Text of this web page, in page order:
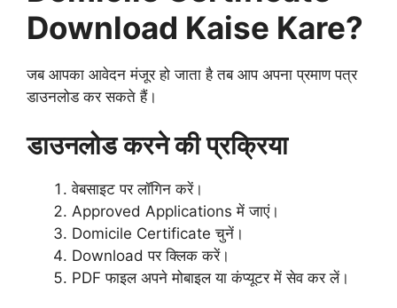
Download Kaise Kare?
जब आपका आवेदन मंजूर हो जाता है तब आप अपना प्रमाण पत्र
डाउनलोड कर सकते हैं।
डाउनलोड करने की प्रक्रिया
वेबसाइट पर लॉगिन करें।
Approved Applications में जाएं।
Domicile Certificate चुनें।
Download पर क्लिक करें।
PDF फाइल अपने मोबाइल या कंप्यूटर में सेव कर लें।